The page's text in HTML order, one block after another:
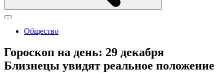
Общество
Гороскоп на день: 29 декабря
Близнецы увидят реальное положение